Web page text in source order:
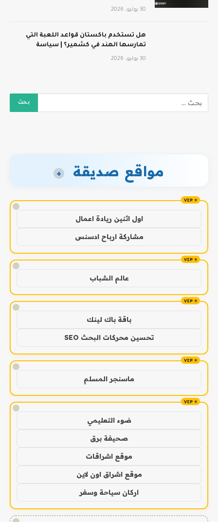
30 يوليو، 2026
هل تستخدم باكستان قواعد اللعبة التي
تمارسها الهند في كشمير؟ | سياسة
30 يوليو، 2026
مواقع صديقة +
!
اول اثنين ريادة اعمال
مشاركة ارباح ادسنس
!
عالم الشباب
!
باقة باك لينك
تحسين محركات البحث SEO
!
ماسنجر المسلم
!
ضوء التعليمي
صحيفة برق
موقع اشراقات
موقع اشراق اون لاين
اركان سياحة وسفر